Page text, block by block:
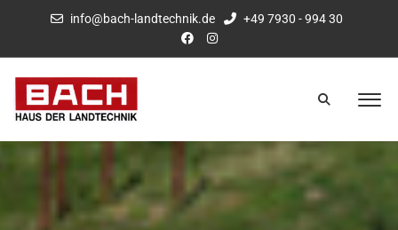
info@bach-landtechnik.de +49 7930 - 994 30